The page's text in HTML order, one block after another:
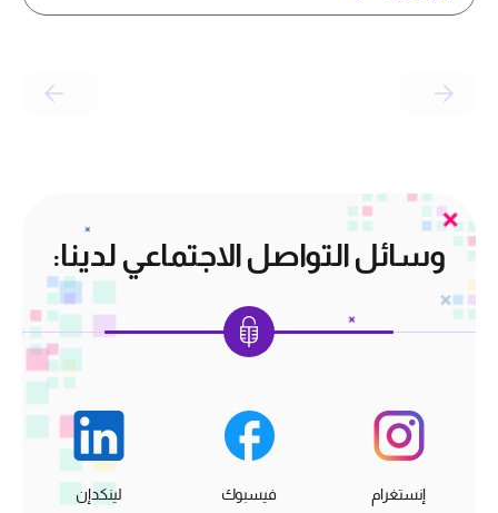
وسائل التواصل الاجتماعي لدينا:
إنستغرام فيسبوك لينكدإن